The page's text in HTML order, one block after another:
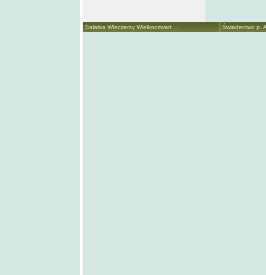
Sałatka Wieczerzy Wielkoczwart ... Świadectwo p.